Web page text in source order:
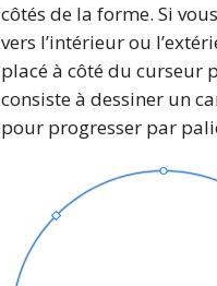
côtés de la forme. Si
vers l’intérieur ou
placé à côté du curseur
consiste à dessiner un
pour progresser par